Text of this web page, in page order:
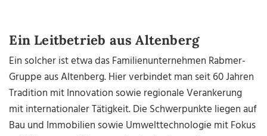
Ein Leitbetrieb aus Altenberg
Ein solcher ist etwa das Familienunternehmen Rabmer-
Gruppe aus Altenberg. Hier verbindet man seit 60 Jahren
Tradition mit Innovation sowie regionale Verankerung
mit internationaler Tätigkeit. Die Schwerpunkte liegen auf
Bau und Immobilien sowie Umwelttechnologie mit Fokus